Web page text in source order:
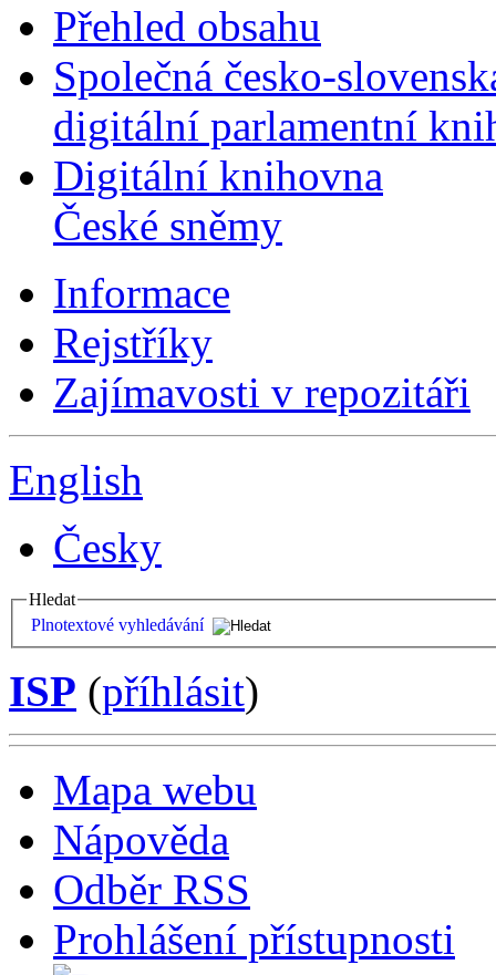
Přehled obsahu
Společná česko-
digitální parlamentní
Digitální knihovna
České sněmy
Informace
Rejstříky
Zajímavosti v repozitáři
English
Česky
Hledat
Plnotextové vyhledávání
ISP (příhlásit)
Mapa webu
Nápověda
Odběr RSS
Prohlášení přístupnosti